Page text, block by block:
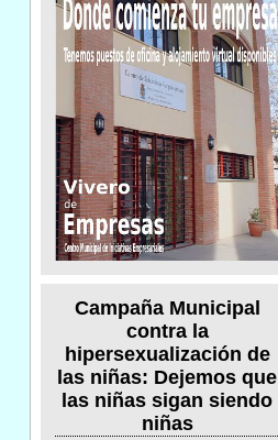
Campaña Municipal
contra la
hipersexualización de
las niñas: Dejemos que
las niñas sigan siendo
niñas